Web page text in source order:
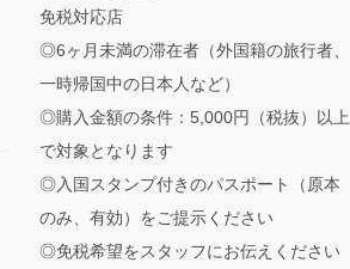
免税対応店
◎6ヶ月未満の滞在者（外国籍の旅行者、
一時帰国中の日本人など）
◎購入金額の条件：5,000円（税抜）以上
で対象となります
◎入国スタンプ付きのパスポート（原本
のみ、有効）をご提示ください
◎免税希望をスタッフにお伝えください